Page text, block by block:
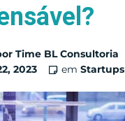
Time BL Consultoria
2023
em Startups